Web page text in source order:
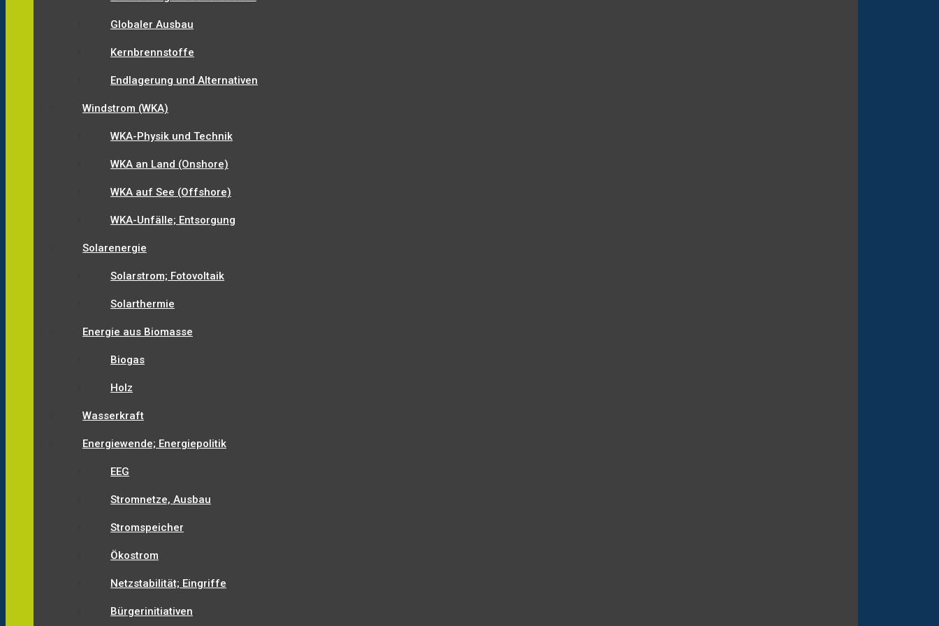
Globaler Ausbau
Kernbrennstoffe
Endlagerung und Alternativen
Windstrom (WKA)
WKA-Physik und Technik
WKA an Land (Onshore)
WKA auf See (Offshore)
WKA-Unfälle; Entsorgung
Solarenergie
Solarstrom; Fotovoltaik
Solarthermie
Energie aus Biomasse
Biogas
Holz
Wasserkraft
Energiewende; Energiepolitik
EEG
Stromnetze, Ausbau
Stromspeicher
Ökostrom
Netzstabilität; Eingriffe
Bürgerinitiativen